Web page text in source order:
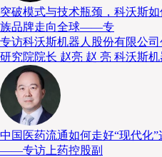
除此之外，2025年美团、
务”的格局，京东外卖打
物流宣布以2.7亿美元收购
时配送业务的核心主体）
域。
突破模式与技术瓶颈，科沃斯
族品牌走向全球——专
专访科沃斯机器人股份有限公
研究院院长 赵亮 赵 亮 科沃斯机
中国医药流通如何走好“现代化”
——专访上药控股副